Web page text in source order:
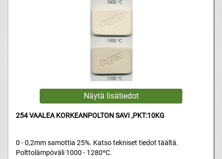
254 VAALEA KORKEANPOLTON SAVI ,PKT:10KG
0 - 0,2mm samottia 25%. Katso tekniset tiedot täältä.
Polttolämpöväli 1000 - 1280ºC.